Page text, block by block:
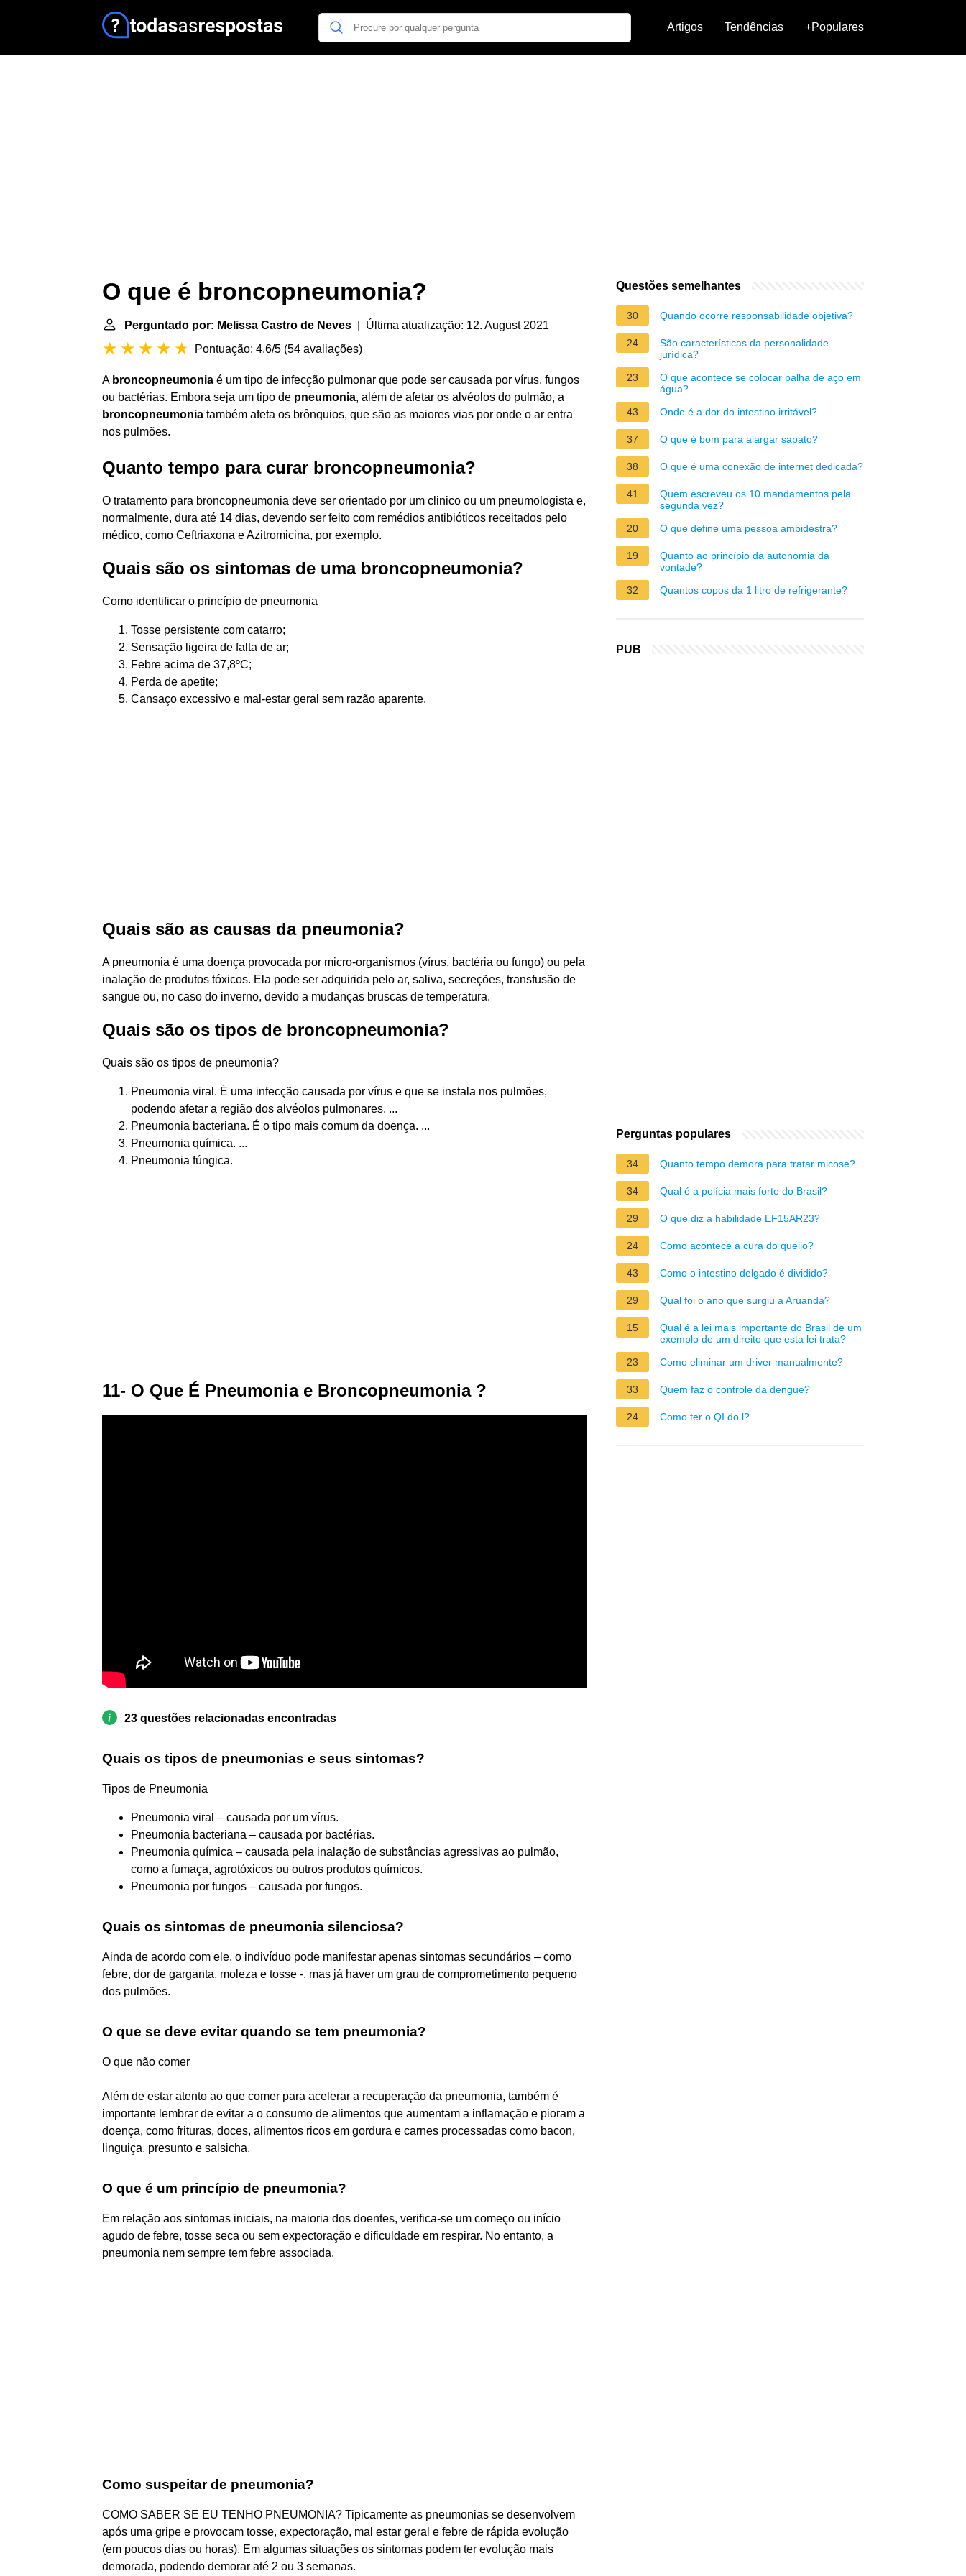
Artigos Tendências +Populares
O que é broncopneumonia?
Perguntado por: Melissa Castro de Neves | Última atualização: 12. August 2021
Pontuação: 4.6/5 (54 avaliações)
A broncopneumonia é um tipo de infecção pulmonar que pode ser causada por vírus, fungos
ou bactérias. Embora seja um tipo de pneumonia, além de afetar os alvéolos do pulmão, a
broncopneumonia também afeta os brônquios, que são as maiores vias por onde o ar entra
nos pulmões.
Quanto tempo para curar broncopneumonia?
O tratamento para broncopneumonia deve ser orientado por um clinico ou um pneumologista e,
normalmente, dura até 14 dias, devendo ser feito com remédios antibióticos receitados pelo
médico, como Ceftriaxona e Azitromicina, por exemplo.
Quais são os sintomas de uma broncopneumonia?
Como identificar o princípio de pneumonia
Tosse persistente com catarro;
Sensação ligeira de falta de ar;
Febre acima de 37,8ºC;
Perda de apetite;
Cansaço excessivo e mal-estar geral sem razão aparente.
Quais são as causas da pneumonia?
A pneumonia é uma doença provocada por micro-organismos (vírus, bactéria ou fungo) ou pela
inalação de produtos tóxicos. Ela pode ser adquirida pelo ar, saliva, secreções, transfusão de
sangue ou, no caso do inverno, devido a mudanças bruscas de temperatura.
Quais são os tipos de broncopneumonia?
Quais são os tipos de pneumonia?
Pneumonia viral. É uma infecção causada por vírus e que se instala nos pulmões,
podendo afetar a região dos alvéolos pulmonares. ...
Pneumonia bacteriana. É o tipo mais comum da doença. ...
Pneumonia química. ...
Pneumonia fúngica.
11- O Que É Pneumonia e Broncopneumonia ?
23 questões relacionadas encontradas
Quais os tipos de pneumonias e seus sintomas?
Tipos de Pneumonia
Pneumonia viral – causada por um vírus.
Pneumonia bacteriana – causada por bactérias.
Pneumonia química – causada pela inalação de substâncias agressivas ao pulmão,
como a fumaça, agrotóxicos ou outros produtos químicos.
Pneumonia por fungos – causada por fungos.
Quais os sintomas de pneumonia silenciosa?
Ainda de acordo com ele. o indivíduo pode manifestar apenas sintomas secundários – como
febre, dor de garganta, moleza e tosse -, mas já haver um grau de comprometimento pequeno
dos pulmões.
O que se deve evitar quando se tem pneumonia?
O que não comer
Além de estar atento ao que comer para acelerar a recuperação da pneumonia, também é
importante lembrar de evitar a o consumo de alimentos que aumentam a inflamação e pioram a
doença, como frituras, doces, alimentos ricos em gordura e carnes processadas como bacon,
linguiça, presunto e salsicha.
O que é um princípio de pneumonia?
Em relação aos sintomas iniciais, na maioria dos doentes, verifica-se um começo ou início
agudo de febre, tosse seca ou sem expectoração e dificuldade em respirar. No entanto, a
pneumonia nem sempre tem febre associada.
Como suspeitar de pneumonia?
COMO SABER SE EU TENHO PNEUMONIA? Tipicamente as pneumonias se desenvolvem
após uma gripe e provocam tosse, expectoração, mal estar geral e febre de rápida evolução
(em poucos dias ou horas). Em algumas situações os sintomas podem ter evolução mais
demorada, podendo demorar até 2 ou 3 semanas.
Questões semelhantes
30 Quando ocorre responsabilidade objetiva?
24
São características da personalidade
jurídica?
23
O que acontece se colocar palha de aço em
água?
43
Onde é a dor do intestino irritável?
37 O que é bom para alargar sapato?
38 O que é uma conexão de internet dedicada?
41
Quem escreveu os 10 mandamentos pela
segunda vez?
20
O que define uma pessoa ambidestra?
19
Quanto ao princípio da autonomia da
vontade?
32
Quantos copos da 1 litro de refrigerante?
PUB
Perguntas populares
34 Quanto tempo demora para tratar micose?
34 Qual é a polícia mais forte do Brasil?
29 O que diz a habilidade EF15AR23?
24 Como acontece a cura do queijo?
43 Como o intestino delgado é dividido?
29 Qual foi o ano que surgiu a Aruanda?
15
Qual é a lei mais importante do Brasil de um
exemplo de um direito que esta lei trata?
23
Como eliminar um driver manualmente?
33 Quem faz o controle da dengue?
24 Como ter o QI do l?